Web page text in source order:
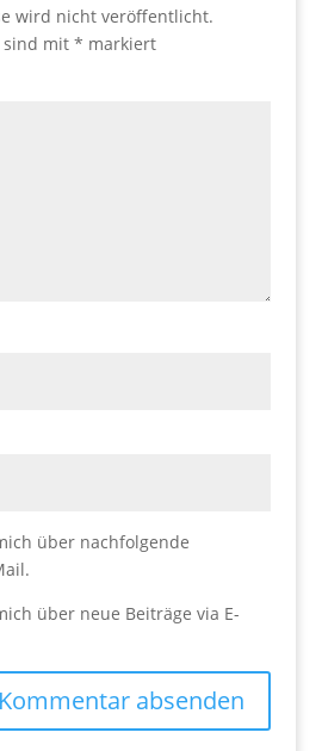
wird nicht veröffentlicht.
sind mit * markiert
über nachfolgende
über neue Beiträge via E-